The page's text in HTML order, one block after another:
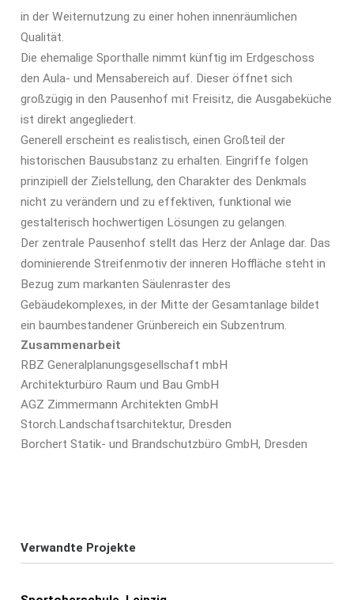
in der Weiternutzung zu einer hohen innenräumlichen
Qualität.
Die ehemalige Sporthalle nimmt künftig im Erdgeschoss
den Aula- und Mensabereich auf. Dieser öffnet sich
großzügig in den Pausenhof mit Freisitz, die Ausgabeküche
ist direkt angegliedert.
Generell erscheint es realistisch, einen Großteil der
historischen Bausubstanz zu erhalten. Eingriffe folgen
prinzipiell der Zielstellung, den Charakter des Denkmals
nicht zu verändern und zu effektiven, funktional wie
gestalterisch hochwertigen Lösungen zu gelangen.
Der zentrale Pausenhof stellt das Herz der Anlage dar. Das
dominierende Streifenmotiv der inneren Hoffläche steht in
Bezug zum markanten Säulenraster des
Gebäudekomplexes, in der Mitte der Gesamtanlage bildet
ein baumbestandener Grünbereich ein Subzentrum.
Zusammenarbeit
RBZ Generalplanungsgesellschaft mbH
Architekturbüro Raum und Bau GmbH
AGZ Zimmermann Architekten GmbH
Storch.Landschaftsarchitektur, Dresden
Borchert Statik- und Brandschutzbüro GmbH, Dresden
Verwandte Projekte